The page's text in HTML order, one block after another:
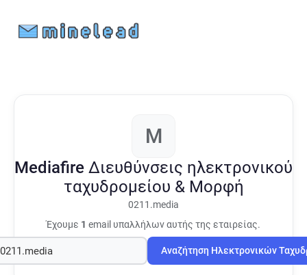
M
Mediafire Διευθύνσεις ηλεκτρονικού
ταχυδρομείου & Μορφή
0211.media
Έχουμε 1 email υπαλλήλων αυτής της εταιρείας.
Αναζήτηση Ηλεκτρονικών